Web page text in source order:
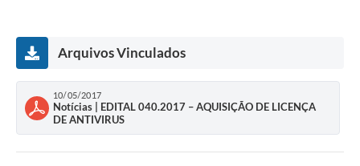
Arquivos Vinculados
10/05/2017
Notícias | EDITAL 040.2017 – AQUISIÇÃO DE LICENÇA
DE ANTIVIRUS